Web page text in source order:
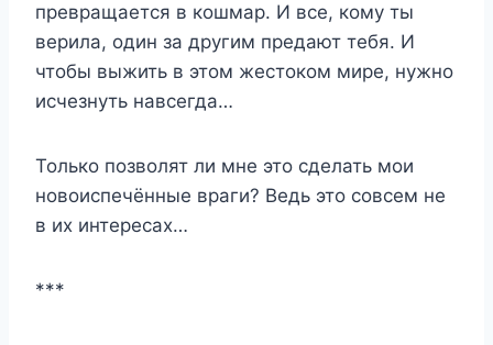
превращается в кошмар. И все, кому ты
верила, один за другим предают тебя. И
чтобы выжить в этом жестоком мире, нужно
исчезнуть навсегда…
Только позволят ли мне это сделать мои
новоиспечённые враги? Ведь это совсем не
в их интересах…
***